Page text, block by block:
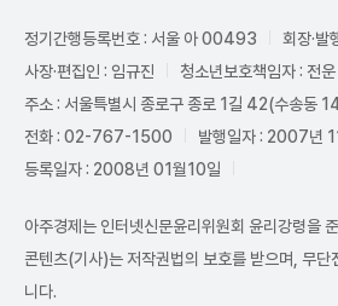
정기간행등록번호 : 서울 아 00493
회장·발
사장·편집인 : 임규진
청소년보호책임자 : 전운
주소 : 서울특별시 종로구 종로 1길 42(수송동
전화 : 02-767-1500
발행일자 : 2007년
등록일자 : 2008년 01월10일
아주경제는 인터넷신문윤리위원회 윤리강령을
콘텐츠(기사)는 저작권법의 보호를 받으며, 무단
니다.